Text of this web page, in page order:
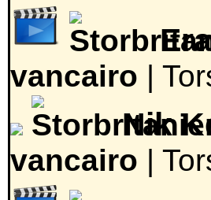
vancairo |
Nik
vancairo |